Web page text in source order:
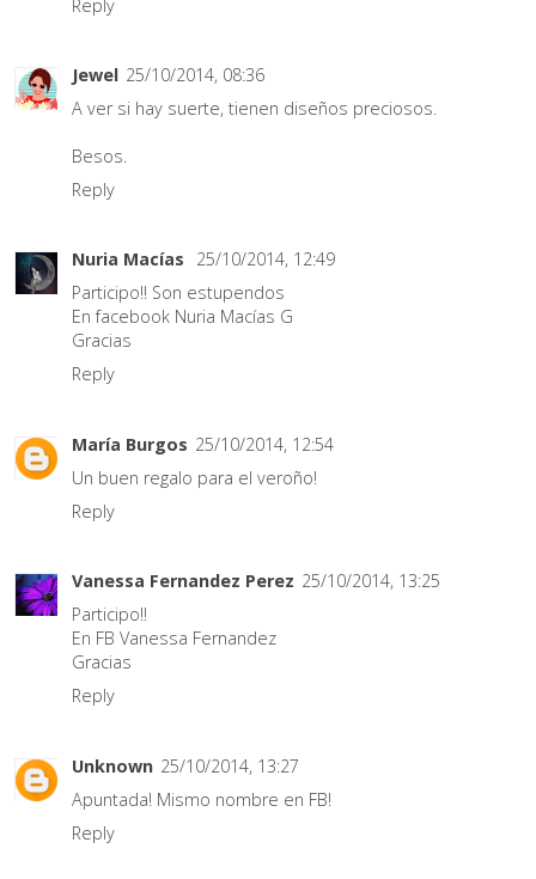
Reply
Jewel 25/10/2014, 08:36
A ver si hay suerte, tienen diseños preciosos.
Besos.
Reply
Nuria Macías
25/10/2014, 12:49
Participo!! Son estupendos
En facebook Nuria Macías G
Gracias
Reply
María Burgos 25/10/2014, 12:54
Un buen regalo para el veroño!
Reply
Vanessa Fernandez Perez 25/10/2014, 13:25
Participo!!
En FB Vanessa Fernandez
Gracias
Reply
Unknown 25/10/2014, 13:27
Apuntada! Mismo nombre en FB!
Reply